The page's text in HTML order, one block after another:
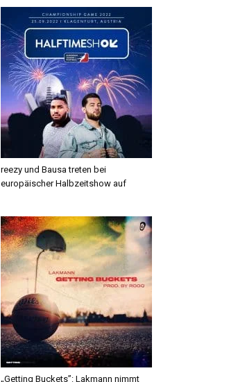
reezy und Bausa treten bei
europäischer Halbzeitshow auf
„Getting Buckets”: Lakmann nimmt